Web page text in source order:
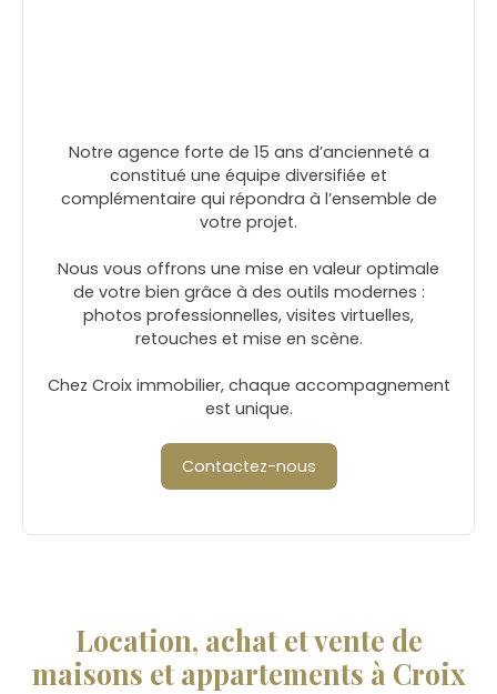
Notre agence forte de 15 ans d’ancienneté a
constitué une équipe diversifiée et
complémentaire qui répondra à l’ensemble de
votre projet.
Nous vous offrons une mise en valeur optimale
de votre bien grâce à des outils modernes :
photos professionnelles, visites virtuelles,
retouches et mise en scène.
Chez Croix immobilier, chaque accompagnement
est unique.
Contactez-nous
Location, achat et vente de
maisons et appartements à Croix